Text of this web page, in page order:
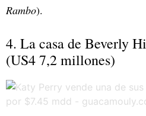
Rambo).
4. La casa de Beverly
(US4 7,2 millones)